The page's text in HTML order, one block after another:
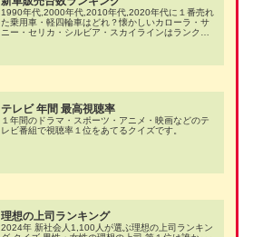
1990年代,2000年代,2010年代,2020年代に１番売れ
た乗用車・軽四輪車はどれ？懐かしいカローラ・サ
ニー・セリカ・シルビア・スカイラインはランクイ
テレビ 年間 最高視聴率
１年間のドラマ・スポーツ・アニメ・映画などのテ
レビ番組で視聴率１位をあてるクイズです。
理想の上司ランキング
2024年 新社会人1,100人が選ぶ理想の上司ランキン